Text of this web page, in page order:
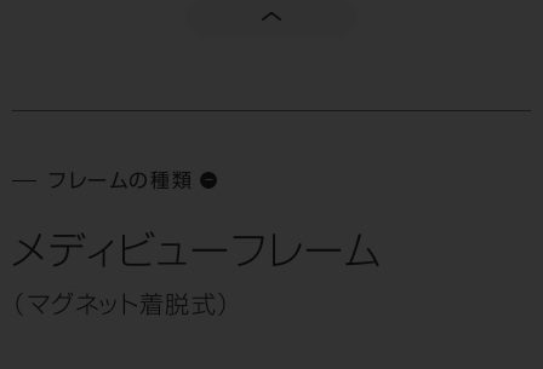
フレームの種類
メディビューフレーム
（マグネット着脱式）